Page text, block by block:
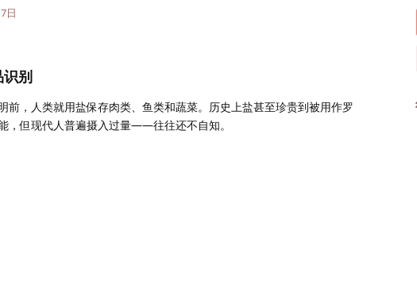
日
识别
，人类就用盐保存肉类、鱼类和蔬菜。历史上盐甚至珍贵到被用作罗
，但现代人普遍摄入过量——往往还不自知。